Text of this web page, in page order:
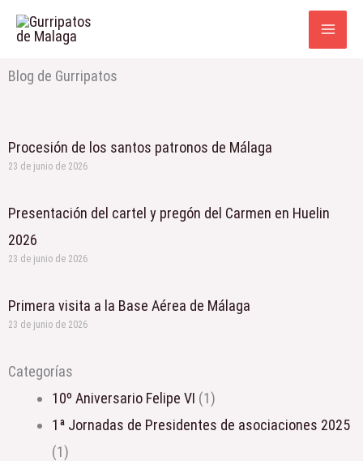
contenido
Blog de Gurripatos
Procesión de los santos patronos de Málaga
23 de junio de 2026
Presentación del cartel y pregón del Carmen en Huelin
2026
23 de junio de 2026
Primera visita a la Base Aérea de Málaga
23 de junio de 2026
Categorías
10º Aniversario Felipe VI (1)
1ª Jornadas de Presidentes de asociaciones 2025
(1)